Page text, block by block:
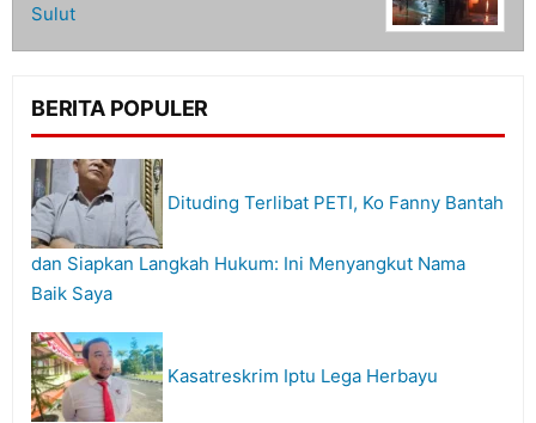
Sulut
BERITA POPULER
Dituding Terlibat PETI, Ko Fanny Bantah
dan Siapkan Langkah Hukum: Ini Menyangkut Nama
Baik Saya
Kasatreskrim Iptu Lega Herbayu